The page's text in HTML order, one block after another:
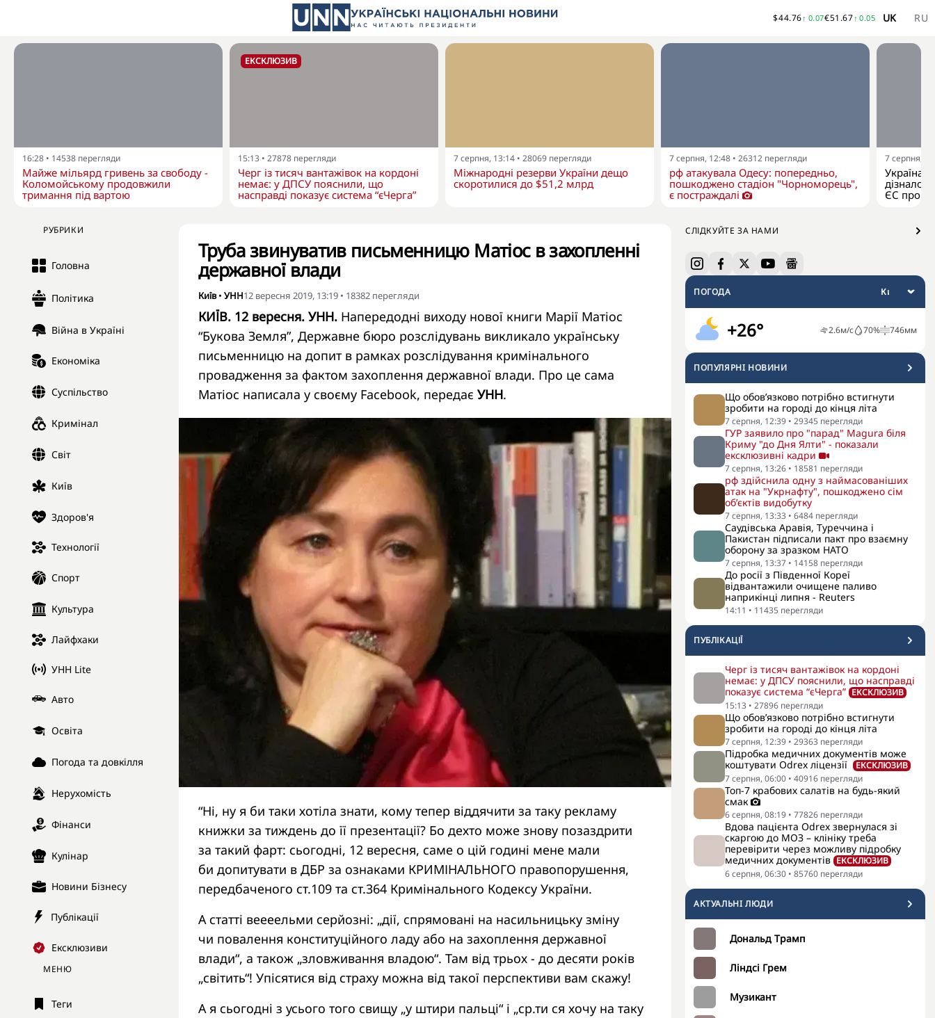
$44.76↑ 0.07€51.67↑ 0.05 UK RU
16:28 • 14538 перегляди
Майже мільярд гривень за свободу -
Коломойському продовжили
тримання під вартою
ЕКСКЛЮЗИВ
15:13 • 27878 перегляди
Черг із тисяч вантажівок на кордоні
немає: у ДПСУ пояснили, що
насправді показує система “єЧерга”
7 серпня, 13:14 • 28069 перегляди
Міжнародні резерви України дещо
скоротилися до $51,2 млрд
7 серпня, 12:48 • 26312 перегляди
рф атакувала Одесу: попередньо,
пошкоджено стадіон "Чорноморець",
є постраждалі
7 серпня,
Україна
ЄС про
РУБРИКИ
Головна
Політика
Війна в Україні
Економіка
Суспільство
Кримінал
Світ
Київ
Здоров'я
Технології
Спорт
Культура
Лайфхаки
УНН Lite
Авто
Освіта
Погода та довкілля
Нерухомість
Фінанси
Кулінар
Новини Бізнесу
Публікації
Ексклюзиви
МЕНЮ
Теги
СЛІДКУЙТЕ ЗА НАМИ
ПОГОДА
+26° 2.6м/с 70% 746мм
ПОПУЛЯРНI НОВИНИ
Що обов’язково потрібно встигнути
зробити на городі до кінця літа
7 серпня, 12:39 • 29345 перегляди
ГУР заявило про "парад" Magura біля
Криму "до Дня Ялти" - показали
ексклюзивні кадри
7 серпня, 13:26 • 18581 перегляди
рф здійснила одну з наймасованіших
атак на "Укрнафту", пошкоджено сім
об’єктів видобутку
7 серпня, 13:33 • 6484 перегляди
Саудівська Аравія, Туреччина і
Пакистан підписали пакт про взаємну
оборону за зразком НАТО
7 серпня, 13:37 • 14158 перегляди
До росії з Південної Кореї
відвантажили очищене паливо
наприкінці липня - Reuters
14:11 • 11435 перегляди
ПУБЛІКАЦІЇ
Черг із тисяч вантажівок на кордоні
немає: у ДПСУ пояснили, що насправді
показує система “єЧерга” ЕКСКЛЮЗИВ
15:13 • 27896 перегляди
Що обов’язково потрібно встигнути
зробити на городі до кінця літа
7 серпня, 12:39 • 29363 перегляди
Підробка медичних документів може
коштувати Odrex ліцензії
ЕКСКЛЮЗИВ
7 серпня, 06:00 • 40916 перегляди
Топ-7 крабових салатів на будь-який
смак
6 серпня, 08:19 • 77826 перегляди
Вдова пацієнта Odrex звернулася зі
скаргою до МОЗ – клініку треба
перевірити через можливу підробку
медичних документів ЕКСКЛЮЗИВ
6 серпня, 06:30 • 85760 перегляди
АКТУАЛЬНI ЛЮДИ
Дональд Трамп
Ліндсі Грем
Музикант
Труба звинуватив письменницю Матіос в захопленні
державної влади
Київ• УНН12 вересня 2019, 13:19 • 18382 перегляди
КИЇВ. 12 вересня. УНН. Напередодні виходу нової книги Марії Матіос
“Букова Земля”, Державне бюро розслідувань викликало українську
письменницю на допит в рамках розслідування кримінального
провадження за фактом захоплення державної влади. Про це сама
Матіос написала у своєму Facebook, передає УНН.
“Ні, ну я би таки хотіла знати, кому тепер віддячити за таку рекламу
книжки за тиждень до її презентації? Бо дехто може знову позаздрити
за такий фарт: сьогодні, 12 вересня, саме о цій годині мене мали
би допитувати в ДБР за ознаками КРИМІНАЛЬНОГО правопорушення,
передбаченого ст.109 та ст.364 Кримінального Кодексу України.
А статті веееельми серйозні: „дії, спрямовані на насильницьку зміну
чи повалення конституційного ладу або на захоплення державної
влади“, а також „зловживання владою“. Там від трьох - до десяти років
„світить“! Упісятися від страху можна від такої перспективи вам скажу!
А я сьогодні з усього того свищу „у штири пальці“ і „ср.ти ся хочу на таку